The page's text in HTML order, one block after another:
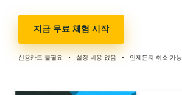
지금 무료 체험 시작
신용카드 불필요 • 설정 비용 없음 • 언제든지 취소 가능